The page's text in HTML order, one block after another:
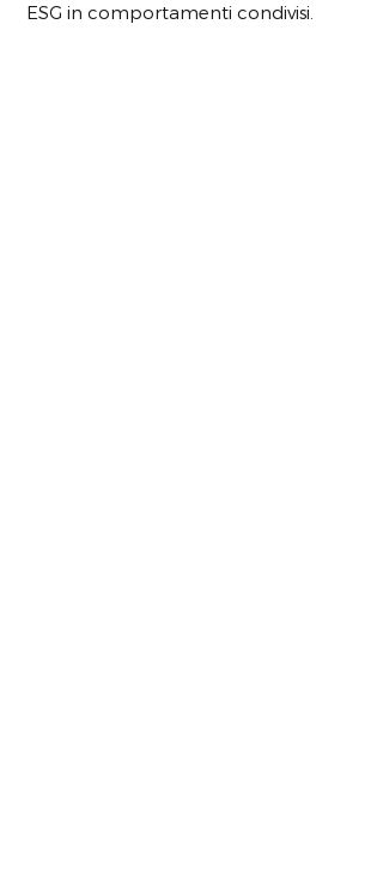
ESG in comportamenti condivisi.